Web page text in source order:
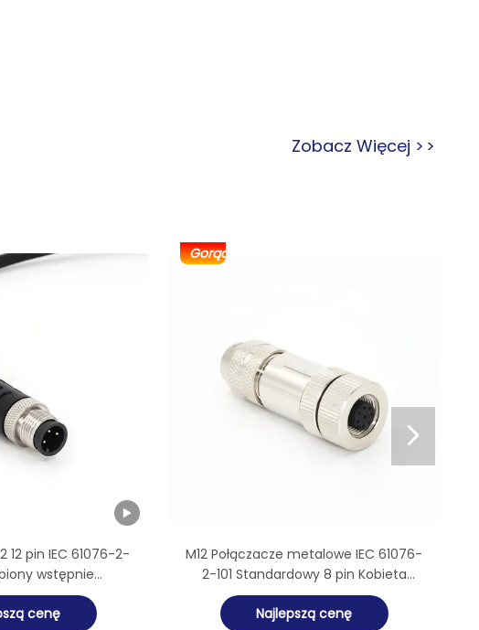
Zobacz Więcej > >
12 pin IEC 61076-2-
wstępnie
kabel prosty
cenę
Gorący
M12 Połączacze metalowe IEC 61076-
2-101 Standardowy 8 pin Kobieta
Połączacz złożony z pola
Najlepszą cenę
